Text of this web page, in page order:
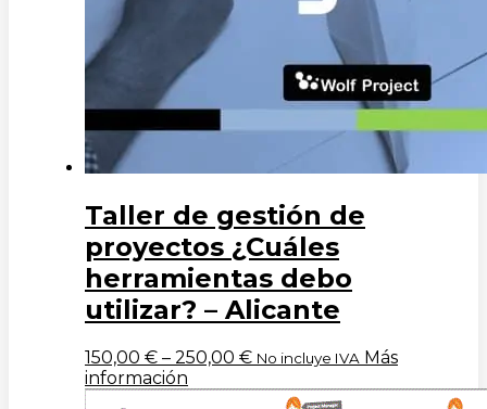
Taller de gestión de
proyectos ¿Cuáles
herramientas debo
utilizar? – Alicante
150,00 € – 250,00 € No incluye IVA Más
información